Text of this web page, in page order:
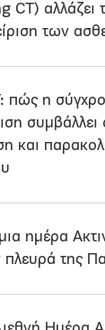
CT) αλλάζει
των
πώς η
συμβάλλει
και
ημέρα
της